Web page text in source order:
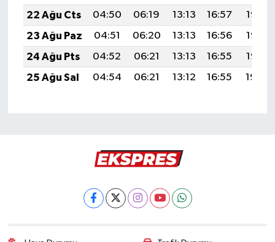
22 Ağu Cts
04:50 06:19 13:13 16:57
19:58
23 Ağu Paz
04:51 06:20 13:13 16:56
19:56
24 Ağu Pts
04:52 06:21 13:13 16:55
19:55
25 Ağu Sal
04:54 06:21 13:12 16:55 19:54